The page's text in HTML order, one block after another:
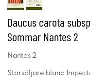
Daucus carota
Sommar Nantes 2
Nantes 2
Storsäljare bland